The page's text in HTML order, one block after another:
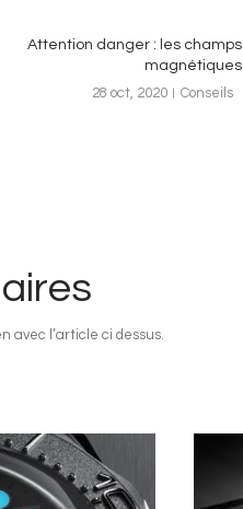
Attention danger : les champs
magnétiques
28 oct, 2020
Conseils
avec l’article ci dessus.